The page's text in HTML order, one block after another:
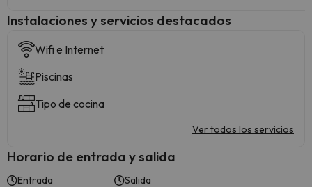
Instalaciones y servicios destacados
Wifi e Internet
Piscinas
Tipo de cocina
Ver todos los servicios
Horario de entrada y salida
Entrada Salida